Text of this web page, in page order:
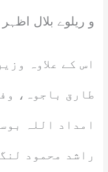
و ریلوے بلال
اس کے علاوہ
طارق باجوہ،
امداد اللہ
راشد محمود